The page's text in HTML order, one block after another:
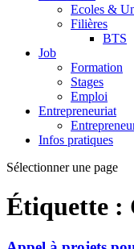
Ecoles &
Filières
BTS
Job
Formation
Stages
Emploi
Entrepreneuriat
Infos pratiques
Sélectionner une page
Étiquette :